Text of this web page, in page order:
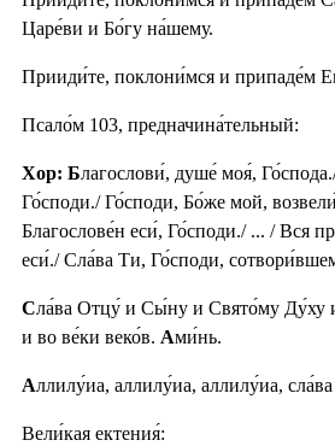
Царе́ви и Бо́гу на́шему.
Прииди́те, поклони́мся и припаде́м
Псало́м 103, предначина́тельный:
Хор: Благослови́, душе́ моя́,
Го́споди./ Го́споди, Бо́же мой,
Благослове́н еси́, Го́споди./ ... / Вся
еси́./ Сла́ва Ти, Го́споди,
Сла́ва Отцу́ и Сы́ну и Свято́му Ду́ху
и во ве́ки веко́в. Ами́нь.
Аллилу́иа, аллилу́иа, аллилу́иа,
Вели́кая ектения́: